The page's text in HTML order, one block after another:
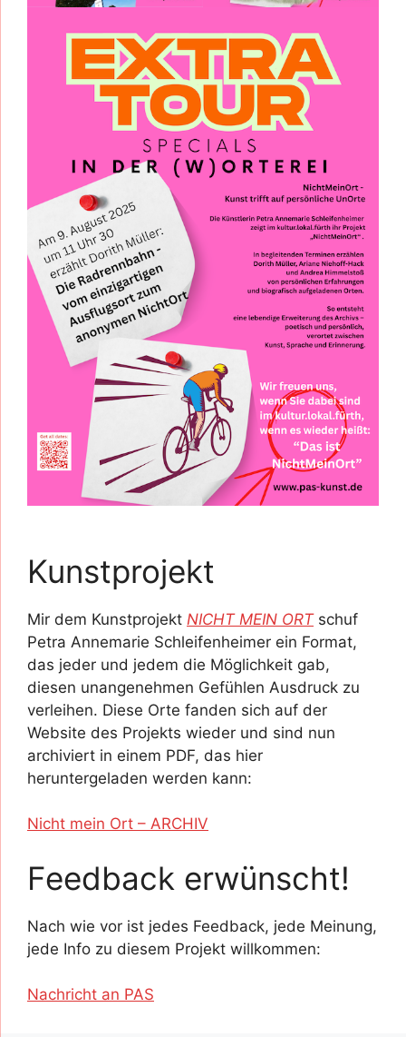
Kunstprojekt
Mir dem Kunstprojekt NICHT MEIN ORTschuf
Petra Annemarie Schleifenheimer ein Format,
das jeder und jedem die Möglichkeit gab,
diesen unangenehmen Gefühlen Ausdruck zu
verleihen. Diese Orte fanden sich auf der
Website des Projekts wieder und sind nun
archiviert in einem PDF, das hier
heruntergeladen werden kann:
Nicht mein Ort – ARCHIV
Feedback erwünscht!
Nach wie vor ist jedes Feedback, jede Meinung,
jede Info zu diesem Projekt willkommen:
Nachricht an PAS